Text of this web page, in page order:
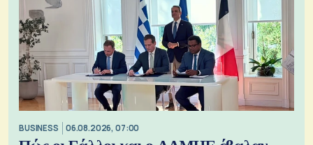
BUSINESS 06.08.2026, 07:00